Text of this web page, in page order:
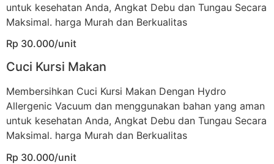
untuk kesehatan Anda, Angkat Debu dan Tungau Secara
Maksimal. harga Murah dan Berkualitas
Rp 30.000/unit
Cuci Kursi Makan
Membersihkan Cuci Kursi Makan Dengan Hydro
Allergenic Vacuum dan menggunakan bahan yang aman
untuk kesehatan Anda, Angkat Debu dan Tungau Secara
Maksimal. harga Murah dan Berkualitas
Rp 30.000/unit